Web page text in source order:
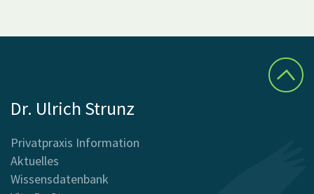
Dr. Ulrich Strunz
Privatpraxis Information
Aktuelles
Wissensdatenbank